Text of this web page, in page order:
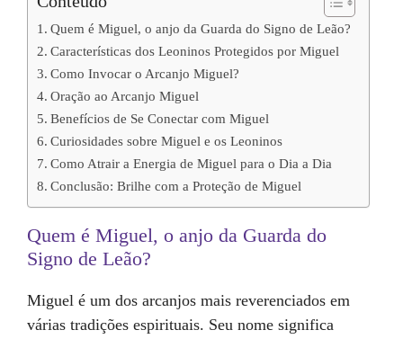
Quem é Miguel, o anjo da Guarda do Signo de Leão?
Características dos Leoninos Protegidos por Miguel
Como Invocar o Arcanjo Miguel?
Oração ao Arcanjo Miguel
Benefícios de Se Conectar com Miguel
Curiosidades sobre Miguel e os Leoninos
Como Atrair a Energia de Miguel para o Dia a Dia
Conclusão: Brilhe com a Proteção de Miguel
Quem é Miguel, o anjo da Guarda do
Signo de Leão?
Miguel é um dos arcanjos mais reverenciados em
várias tradições espirituais. Seu nome significa